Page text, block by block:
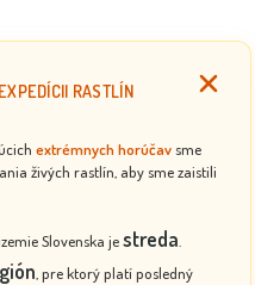
RASTLÍN
extrémnych horúčav sme
živých rastlín, aby sme zaistili
Slovenska jestreda
, pre ktorý platí posledný